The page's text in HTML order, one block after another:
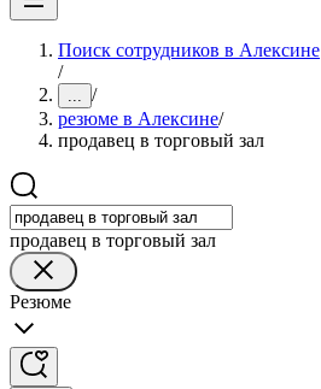
Поиск сотрудников в Алексине
/
... /
резюме в Алексине/
продавец в торговый зал
продавец в торговый зал
Резюме